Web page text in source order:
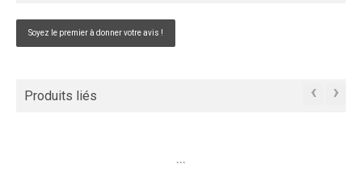
Soyez le premier à donner votre avis !
Produits liés ‹ ›
```